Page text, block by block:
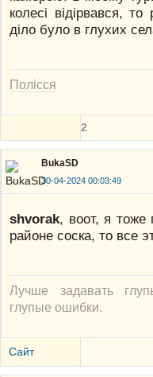
колесі відірвався,
діло було в глухих
Полісся
2
BukaSD
30-04-2024 00:03:49
shvorak, воот, я тоже
районе соска, то все
Лучше задавать
глупые ошибки.
Сайт